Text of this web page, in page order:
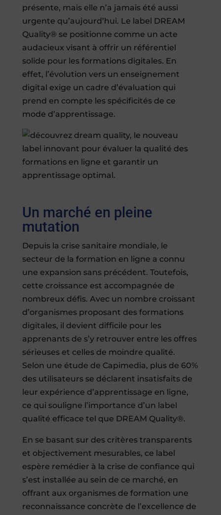
présente, mais elle n’a jamais été aussi
urgente qu’aujourd’hui. Le label DREAM
Quality® se positionne comme un acte
audacieux visant à offrir un référentiel
solide pour les formations digitales. En
effet, l’évolution vers un enseignement
digital exige un cadre d’évaluation qui
prend en compte les spécificités de ce
mode d’apprentissage.
Un marché en pleine
mutation
Depuis la crise sanitaire mondiale, le
secteur de la formation en ligne a connu
une expansion sans précédent. Toutefois,
cette croissance est accompagnée de
nombreux défis. Avec un nombre croissant
d’organismes proposant des formations
digitales, il devient difficile pour les
apprenants de s’y retrouver entre les offres
sérieuses et celles de moindre qualité.
Selon une étude de Capimedia, plus de 60%
des utilisateurs se déclarent insatisfaits de
leur expérience d’apprentissage en ligne,
ce qui souligne l’importance d’un label
qualité efficace tel que DREAM Quality®.
En se basant sur des critères transparents
et objectivement mesurables, ce label
espère remédier à la crise de confiance qui
s’est installée au sein de ce marché, en
offrant aux organismes de formation une
reconnaissance concrète de l’excellence de